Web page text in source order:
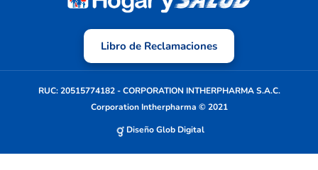
Libro de Reclamaciones
RUC: 20515774182 - CORPORATION INTHERPHARMA S.A.C.
Corporation Intherpharma © 2021
Diseño Glob Digital